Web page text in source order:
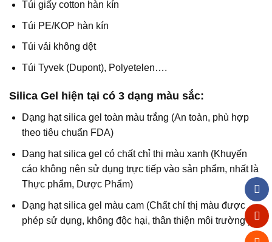
Túi giấy cotton hàn kín
Túi PE/KOP hàn kín
Túi vải không dệt
Túi Tyvek (Dupont), Polyetelen….
Silica Gel hiện tại có 3 dạng màu sắc:
Dạng hạt silica gel toàn màu trắng (An toàn, phù hợp
theo tiêu chuẩn FDA)
Dạng hạt silica gel có chất chỉ thị màu xanh (Khuyến
cáo không nên sử dụng trực tiếp vào sản phẩm, nhất là
Thực phẩm, Dược Phẩm)
Dạng hạt silica gel màu cam (Chất chỉ thị màu được
phép sử dụng, không độc hại, thân thiện môi trường )